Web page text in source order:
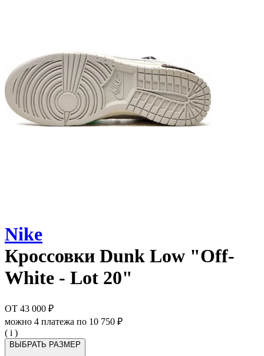
Nike
Кроссовки Dunk Low "Off-
White - Lot 20"
ОТ 43 000 ₽
можно 4 платежа по 10 750 ₽
( i )
ВЫБРАТЬ РАЗМЕР